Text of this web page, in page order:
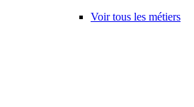
Voir tous les métiers